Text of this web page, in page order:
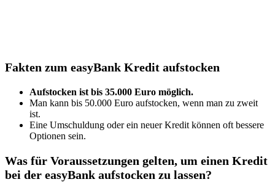
Fakten zum easyBank Kredit aufstocken
Aufstocken ist bis 35.000 Euro möglich.
Man kann bis 50.000 Euro aufstocken, wenn man zu zweit
ist.
Eine Umschuldung oder ein neuer Kredit können oft bessere
Optionen sein.
Was für Voraussetzungen gelten, um einen Kredit
bei der easyBank aufstocken zu lassen?